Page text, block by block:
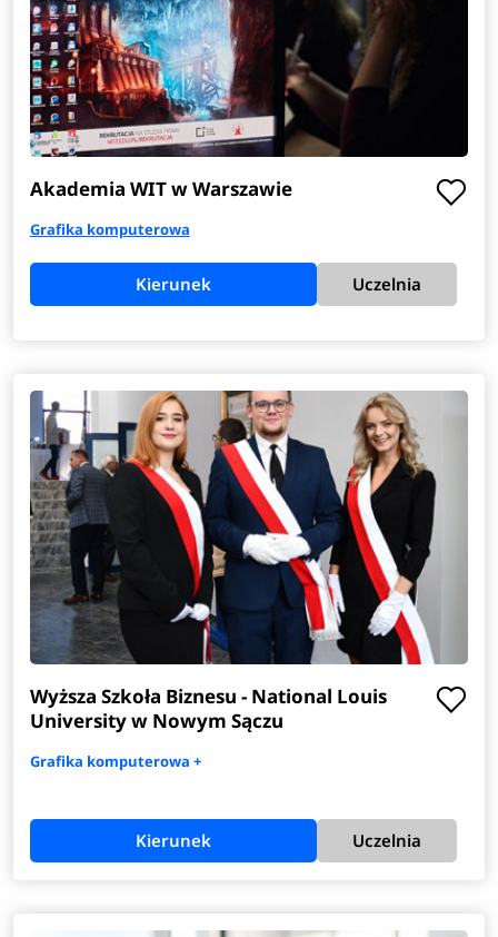
Akademia WIT w Warszawie
Grafika komputerowa
Kierunek Uczelnia
Wyższa Szkoła Biznesu - National Louis
University w Nowym Sączu
Grafika komputerowa +
Kierunek Uczelnia